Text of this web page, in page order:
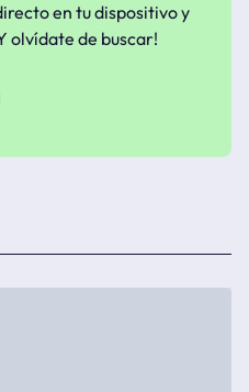
en tu dispositivo y
olvídate de buscar!